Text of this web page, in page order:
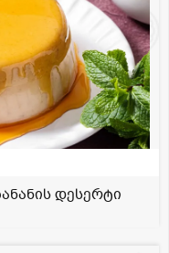
დესერტი